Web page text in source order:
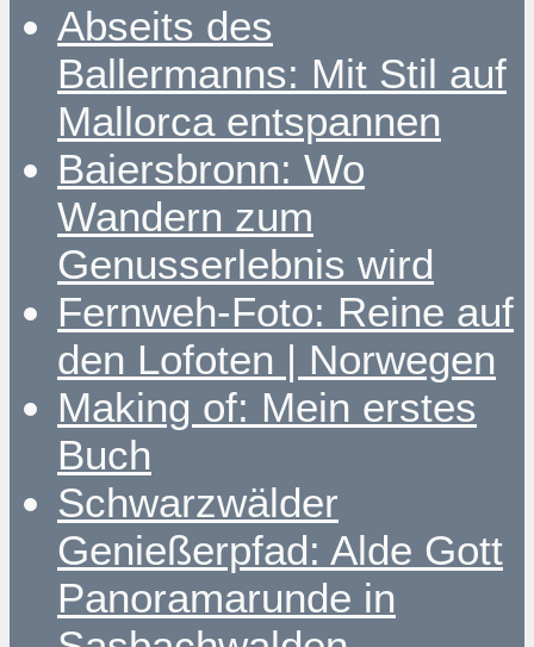
Abseits des
Ballermanns: Mit Stil auf
Mallorca entspannen
Baiersbronn: Wo
Wandern zum
Genusserlebnis wird
Fernweh-Foto: Reine auf
den Lofoten | Norwegen
Making of: Mein erstes
Buch
Schwarzwälder
Genießerpfad: Alde Gott
Panoramarunde in